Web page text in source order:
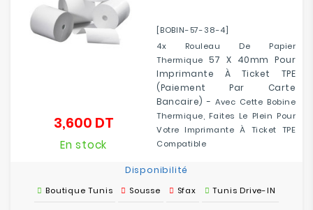
[BOBIN-57-38-4]
4x Rouleau De Papier
Thermique 57 X 40mm Pour
Imprimante À Ticket TPE
(paiement Par Carte
Bancaire) -Avec Cette Bobine
Thermique, Faites Le Plein Pour
Votre Imprimante À Ticket TPE
Compatible
3,600 DTPrix
En stock
Disponibilité
Boutique Tunis Sousse Sfax Tunis Drive-IN